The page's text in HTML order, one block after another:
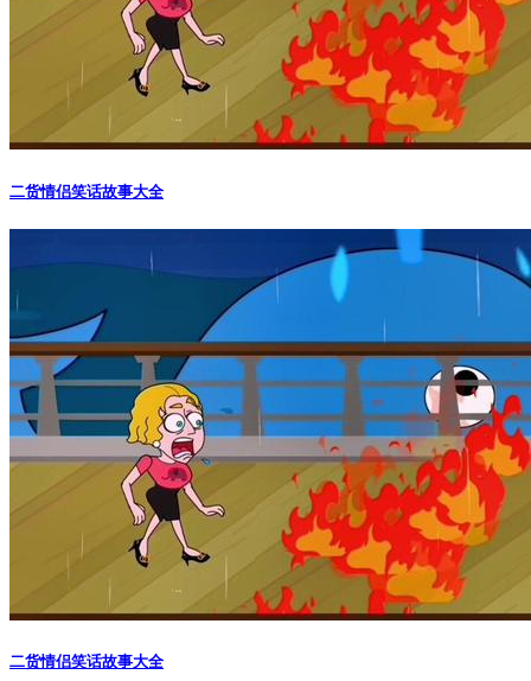
二货情侣笑话故事大全
二货情侣笑话故事大全